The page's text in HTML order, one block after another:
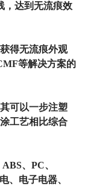
，达到无流痕效
得无流痕外观
等解决方案的
可以一步注塑
工艺相比综合
ABS、 PC、
、电子电器、